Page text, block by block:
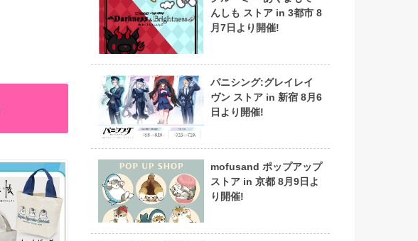
んしも ストア in 3都市 8
月7日より開催!
パニシング:グレイレイ
ヴン ストア in 新宿 8月6
日より開催!
mofusand ポップアップ
ストア in 京都 8月9日よ
り開催!